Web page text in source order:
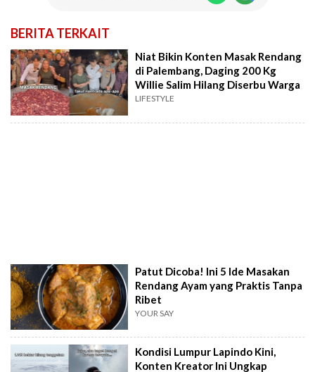
BERITA TERKAIT
Niat Bikin Konten Masak Rendang
di Palembang, Daging 200 Kg
Willie Salim Hilang Diserbu Warga
LIFESTYLE
Patut Dicoba! Ini 5 Ide Masakan
Rendang Ayam yang Praktis Tanpa
Ribet
YOUR SAY
Kondisi Lumpur Lapindo Kini,
Konten Kreator Ini Ungkap